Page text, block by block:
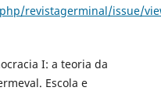
revistagerminal/issue/
I: a teoria da
Escola e